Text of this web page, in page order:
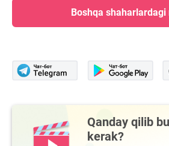
Boshqa
Qanday qilib
kerak?